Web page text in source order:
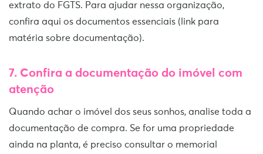
extrato do FGTS. Para ajudar nessa organização,
confira aqui os documentos essenciais (link para
matéria sobre documentação).
7. Confira a documentação do imóvel com
atenção
Quando achar o imóvel dos seus sonhos, analise toda a
documentação de compra. Se for uma propriedade
ainda na planta, é preciso consultar o memorial